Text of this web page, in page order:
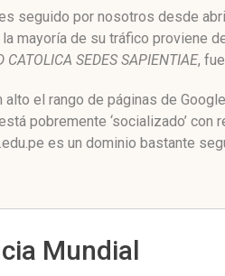
seguido por nosotros desde
mayoría de su tráfico proviene
CATOLICA SEDES SAPIENTIAE,
alto el rango de páginas de
pobremente ‘socializado’
es un dominio bastante
Mundial